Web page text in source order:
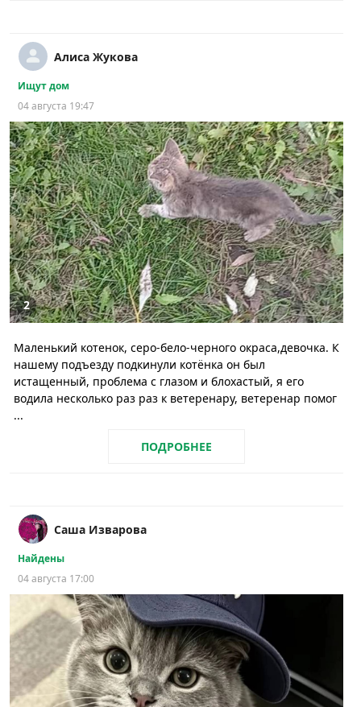
Алиса Жукова
Ищут дом
04 августа 19:47
2
Маленький котенок, серо-бело-черного окраса,девочка. К
нашему подъезду подкинули котёнка он был
истащенный, проблема с глазом и блохастый, я его
водила несколько раз раз к ветеренару, ветеренар помог
...
ПОДРОБНЕЕ
Саша Изварова
Найдены
04 августа 17:00